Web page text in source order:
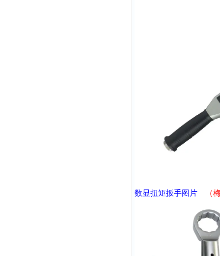
数显扭矩扳手图片 （